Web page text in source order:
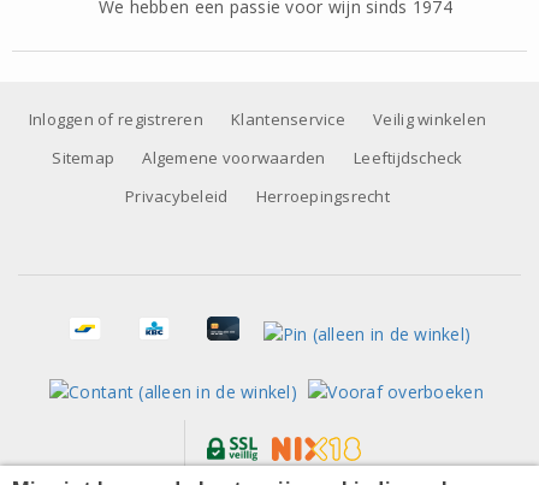
We hebben een passie voor wijn sinds 1974
Inloggen of registreren Klantenservice
Veilig winkelen
Sitemap
Algemene voorwaarden
Leeftijdscheck
Privacybeleid
Herroepingsrecht